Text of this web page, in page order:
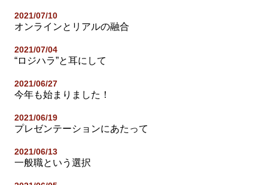
2021/07/10
オンラインとリアルの融合
2021/07/04
“ロジハラ”と耳にして
2021/06/27
今年も始まりました！
2021/06/19
プレゼンテーションにあたって
2021/06/13
一般職という選択